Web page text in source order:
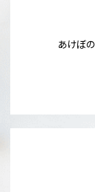
あけぼ